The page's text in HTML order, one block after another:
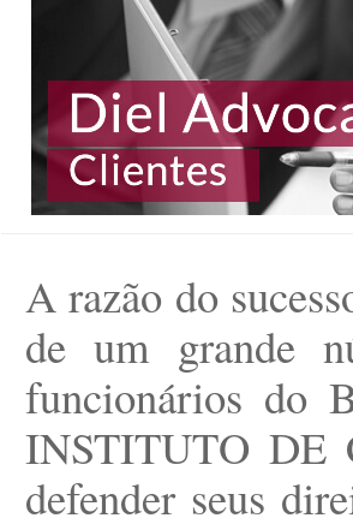
A razão do
de um grande
funcionários do
INSTITUTO DE
defender seus